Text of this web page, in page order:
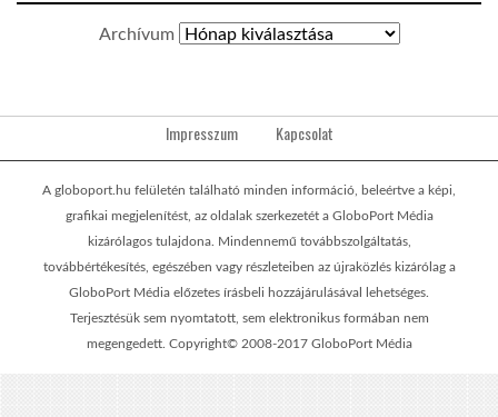
Archívum
Impresszum Kapcsolat
A globoport.hu felületén található minden információ, beleértve a képi,
grafikai megjelenítést, az oldalak szerkezetét a GloboPort Média
kizárólagos tulajdona. Mindennemű továbbszolgáltatás,
továbbértékesítés, egészében vagy részleteiben az újraközlés kizárólag a
GloboPort Média előzetes írásbeli hozzájárulásával lehetséges.
Terjesztésük sem nyomtatott, sem elektronikus formában nem
megengedett. Copyright© 2008-2017 GloboPort Média